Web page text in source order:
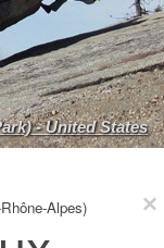
- United States
Alpes)